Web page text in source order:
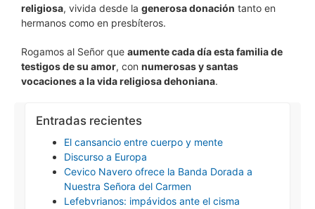
religiosa, vivida desde la generosa donación tanto en
hermanos como en presbíteros.
Rogamos al Señor que aumente cada día esta familia de
testigos de su amor, con numerosas y santas
vocaciones a la vida religiosa dehoniana.
Entradas recientes
El cansancio entre cuerpo y mente
Discurso a Europa
Cevico Navero ofrece la Banda Dorada a
Nuestra Señora del Carmen
Lefebvrianos: impávidos ante el cisma